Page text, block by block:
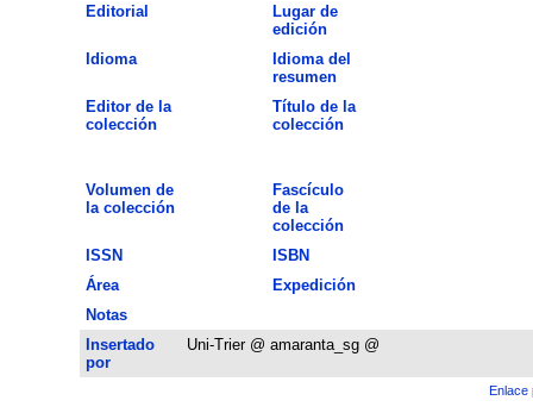
Editorial
Lugar de
edición
Idioma
Idioma del
resumen
Editor de la
colección
Título de la
colección
Volumen de
la colección
Fascículo
de la
colección
ISSN
ISBN
Área
Expedición
Notas
Insertado
por
Uni-Trier @ amaranta_sg @
Enlace